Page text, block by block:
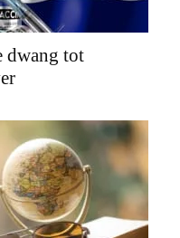
dwang tot